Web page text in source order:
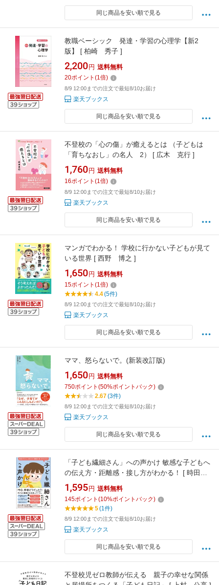
同じ商品を安い順で見る
教職ベーシック 発達・学習の心理学【新2
版】 [ 柏崎 秀子 ]
2,200 円 送料無料
20ポイント (1倍)
8/9 12:00までの注文で最短8/10お届け
楽天ブックス
同じ商品を安い順で見る
不登校の「心の傷」が癒えるとは （子どもは
「育ちなおし」の名人 2） [ 広木 克行 ]
1,760 円 送料無料
16ポイント (1倍)
8/9 12:00までの注文で最短8/10お届け
楽天ブックス
同じ商品を安い順で見る
マンガでわかる！ 学校に行かない子どもが見て
いる世界 [ 西野 博之 ]
1,650 円 送料無料
15ポイント (1倍)
4.4(5件)
8/9 12:00までの注文で最短8/10お届け
楽天ブックス
同じ商品を安い順で見る
ママ、怒らないで。(新装改訂版)
1,650 円 送料無料
750ポイント (50%ポイントバック)
2.67(3件)
8/9 12:00までの注文で最短8/10お届け
楽天ブックス
同じ商品を安い順で見る
「子ども繊細さん」への声かけ 敏感な子どもへ
の伝え方・距離感・接し方がわかる！ [ 時田ひ
さ子 ]
1,595 円 送料無料
145ポイント (10%ポイントバック)
5(1件)
8/9 12:00までの注文で最短8/10お届け
楽天ブックス
同じ商品を安い順で見る
不登校児ゼロ教師が伝える 親子の幸せな関係